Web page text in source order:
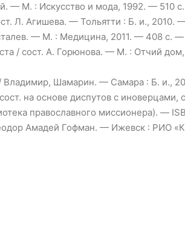
— М. : Искусство и мода, 1992. — 510 с.
Л. Агишева. — Тольятти : Б. и., 2010.
— М. : Медицина, 2011. — 408 с.
/ сост. А. Горюнова. — М. : Отчий
Шамарин. — Самара : Б. и.,
на основе диспутов с
православного миссионера). —
Амадей Гофман. — Ижевск : РИО